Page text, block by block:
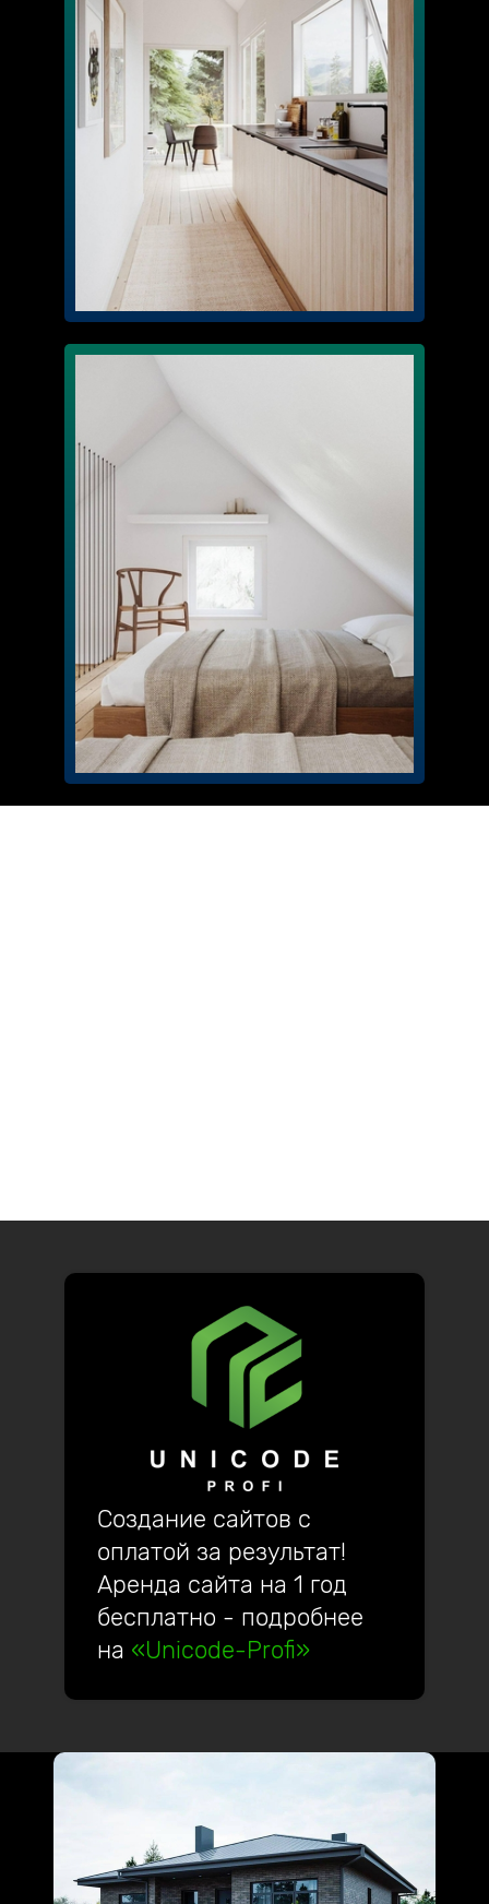
Создание сайтов с
оплатой за результат!
Аренда сайта на 1 год
бесплатно - подробнее
на «Unicode-Profi»